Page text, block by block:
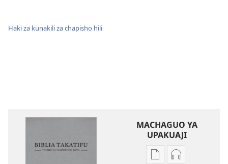
Haki za kunakili za chapisho hili
MACHAGUO YA
UPAKUAJI
MbinuMbinu